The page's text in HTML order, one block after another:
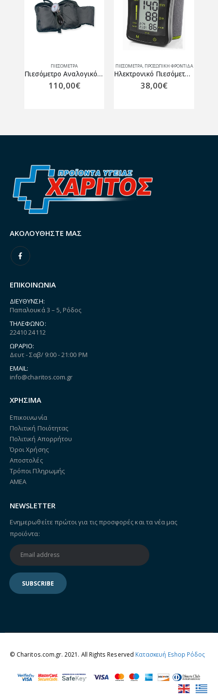
ΠΙΕΣΌΜΕΤΡΑ,ΠΡΟΣΩΠΙΚΗ ΦΡΟΝΤΙΔΑ
Ηλεκτρονικό Πιεσόμετρο καρπού BP 500 Norditalia
38,00€
ΠΙΕΣΌΜΕΤΡΑ
Πιεσόμετρο Mπράτσου Veroval Duo Control Medium 925505
85,00€
ΑΚΟΛΟΥΘΉΣΤΕ ΜΑΣ
ΕΠΙΚΟΙΝΩΝΙΑ
ΔΙΕΎΘΥΝΣΗ:
Παπαλουκά 3 – 5, Ρόδος
ΤΗΛΈΦΩΝΟ:
22410 24112
ΩΡΆΡΙΟ:
Δευτ - Σαβ/ 9:00 - 21:00 PM
EMAIL:
info@charitos.com.gr
ΧΡΗΣΙΜΑ
Επικοινωνία
Πολιτική Ποιότητας
Πολιτική Απορρήτου
Όροι Χρήσης
Αποστολές
Τρόποι Πληρωμής
ΑΜΕΑ
NEWSLETTER
Ενημερωθείτε πρώτοι για τις προσφορές και τα νέα μας
προϊόντα:
© Charitos.com.gr. 2021. All Rights Reserved Κατασκευή Eshop Ρόδος